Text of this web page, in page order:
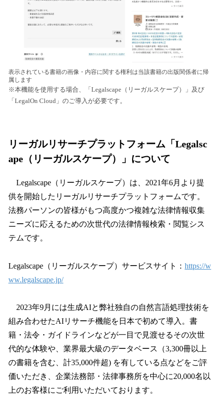
表示されている書籍の画像・内容に関する権利は当該書籍の出版関係者に帰
属します
※本機能を使用する場合、「Legalscape（リーガルスケープ）」及び
「LegalOn Cloud」のご導入が必要です。
リーガルリサーチプラットフォーム「Legalsc
ape（リーガルスケープ）」について
Legalscape（リーガルスケープ）は、2021年6月より提
供を開始したリーガルリサーチプラットフォームです。
法務パーソンの皆様がもつ高度かつ複雑な法律情報収集
ニーズに応えるための次世代の法律情報検索・閲覧シス
テムです。
Legalscape（リーガルスケープ）サービスサイト： https://w
ww.legalscape.jp/
2023年9月には生成AIと弊社独自の自然言語処理技術を
組み合わせたAIリサーチ機能を日本で初めて導入。書
籍・法令・ガイドラインなどが一目で見渡せるその次世
代的な体験や、業界最大級のデータベース（3,300冊以上
の書籍を含む、計35,000件超) を有している点などをご評
価いただき、企業法務部・法律事務所を中心に20,000名以
上のお客様にご利用いただいております。